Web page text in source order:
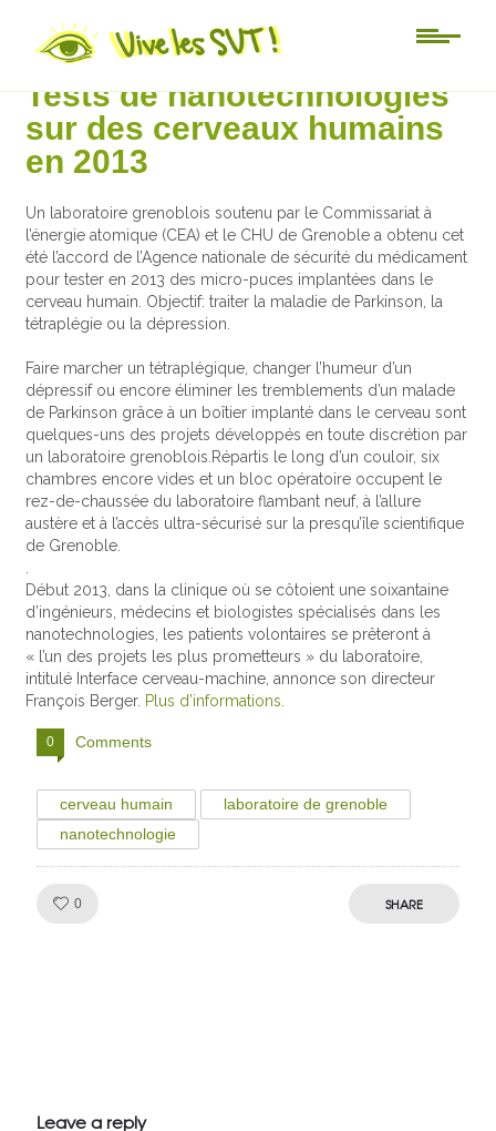
Actu-sciences
Tests de nanotechnologies
sur des cerveaux humains
en 2013
Un laboratoire grenoblois soutenu par le Commissariat à
l’énergie atomique (CEA) et le CHU de Grenoble a obtenu cet
été l’accord de l’Agence nationale de sécurité du médicament
pour tester en 2013 des micro-puces implantées dans le
cerveau humain. Objectif: traiter la maladie de Parkinson, la
tétraplégie ou la dépression.
Faire marcher un tétraplégique, changer l’humeur d’un
dépressif ou encore éliminer les tremblements d’un malade
de Parkinson grâce à un boîtier implanté dans le cerveau sont
quelques-uns des projets développés en toute discrétion par
un laboratoire grenoblois.Répartis le long d’un couloir, six
chambres encore vides et un bloc opératoire occupent le
rez-de-chaussée du laboratoire flambant neuf, à l’allure
austère et à l’accès ultra-sécurisé sur la presqu’île scientifique
de Grenoble.
Début 2013, dans la clinique où se côtoient une soixantaine
d’ingénieurs, médecins et biologistes spécialisés dans les
nanotechnologies, les patients volontaires se prêteront à
« l’un des projets les plus prometteurs » du laboratoire,
intitulé Interface cerveau-machine, annonce son directeur
François Berger. Plus d’informations.
0 Comments
cerveau humain
laboratoire de grenoble
nanotechnologie
0 SHARE
Leave a reply